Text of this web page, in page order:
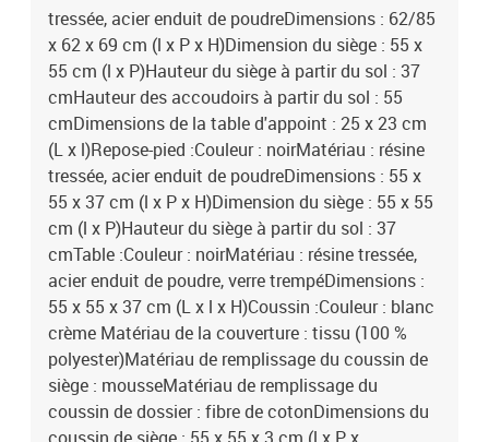
tressée, acier enduit de poudreDimensions : 62/85
x 62 x 69 cm (l x P x H)Dimension du siège : 55 x
55 cm (l x P)Hauteur du siège à partir du sol : 37
cmHauteur des accoudoirs à partir du sol : 55
cmDimensions de la table d'appoint : 25 x 23 cm
(L x l)Repose-pied :Couleur : noirMatériau : résine
tressée, acier enduit de poudreDimensions : 55 x
55 x 37 cm (l x P x H)Dimension du siège : 55 x 55
cm (l x P)Hauteur du siège à partir du sol : 37
cmTable :Couleur : noirMatériau : résine tressée,
acier enduit de poudre, verre trempéDimensions :
55 x 55 x 37 cm (L x l x H)Coussin :Couleur : blanc
crème Matériau de la couverture : tissu (100 %
polyester)Matériau de remplissage du coussin de
siège : mousseMatériau de remplissage du
coussin de dossier : fibre de cotonDimensions du